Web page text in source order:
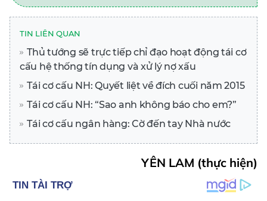
TIN LIÊN QUAN
Thủ tướng sẽ trực tiếp chỉ đạo hoạt động tái cơ
cấu hệ thống tín dụng và xử lý nợ xấu
Tái cơ cấu NH: Quyết liệt về đích cuối năm 2015
Tái cơ cấu NH: “Sao anh không báo cho em?”
Tái cơ cấu ngân hàng: Cờ đến tay Nhà nước
YÊN LAM (thực hiện)